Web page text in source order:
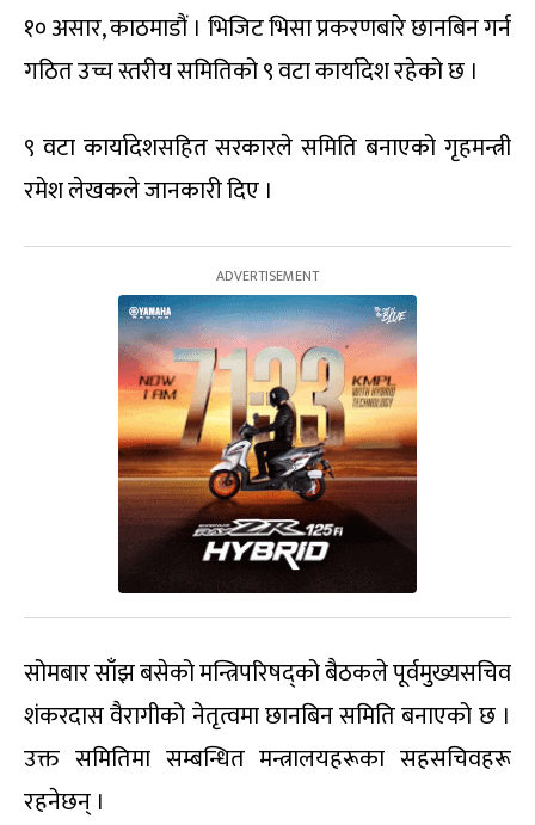
१० असार, काठमाडौं । भिजिट भिसा प्रकरणबारे छानबिन गर्न
गठित उच्च स्तरीय समितिको ९ वटा कार्यादेश रहेको छ ।
९ वटा कार्यादेशसहित सरकारले समिति बनाएको गृहमन्त्री
रमेश लेखकले जानकारी दिए ।
सोमबार साँझ बसेको मन्त्रिपरिषद्को बैठकले पूर्वमुख्यसचिव
शंकरदास वैरागीको नेतृत्वमा छानबिन समिति बनाएको छ ।
उक्त समितिमा सम्बन्धित मन्त्रालयहरूका सहसचिवहरू
रहनेछन् ।